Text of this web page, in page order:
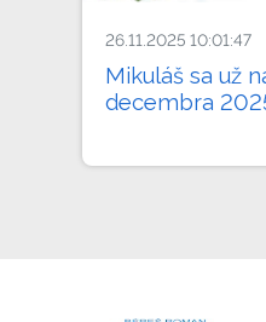
26.11.2025 10:01:47
Mikuláš sa už
decembra